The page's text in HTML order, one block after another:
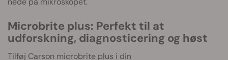
Microbrite plus: Perfekt til at
udforskning, diagnosticering og høst
Tilføj Carson microbrite plus i din